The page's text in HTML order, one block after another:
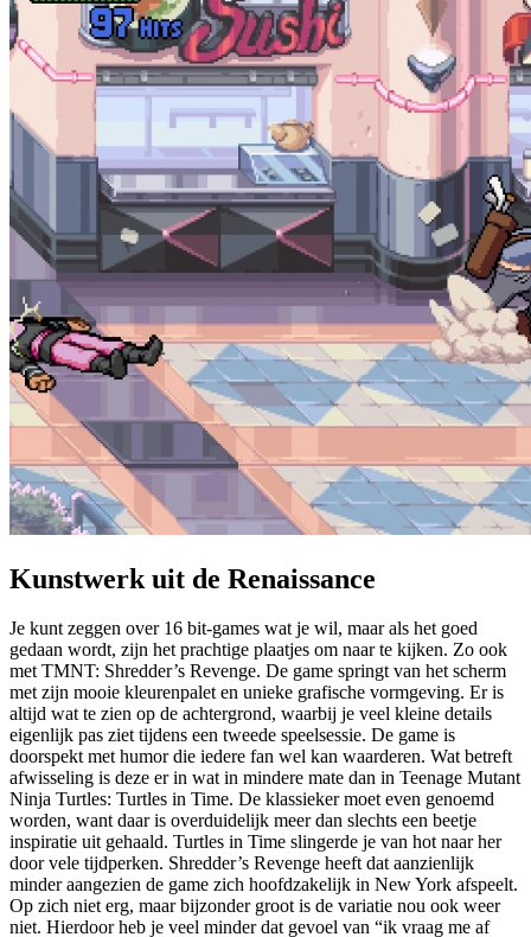
Kunstwerk uit de Renaissance
Je kunt zeggen over 16 bit-games wat je wil, maar als het goed
gedaan wordt, zijn het prachtige plaatjes om naar te kijken. Zo ook
met TMNT: Shredder’s Revenge. De game springt van het scherm
met zijn mooie kleurenpalet en unieke grafische vormgeving. Er is
altijd wat te zien op de achtergrond, waarbij je veel kleine details
eigenlijk pas ziet tijdens een tweede speelsessie. De game is
doorspekt met humor die iedere fan wel kan waarderen. Wat betreft
afwisseling is deze er in wat in mindere mate dan in Teenage Mutant
Ninja Turtles: Turtles in Time. De klassieker moet even genoemd
worden, want daar is overduidelijk meer dan slechts een beetje
inspiratie uit gehaald. Turtles in Time slingerde je van hot naar her
door vele tijdperken. Shredder’s Revenge heeft dat aanzienlijk
minder aangezien de game zich hoofdzakelijk in New York afspeelt.
Op zich niet erg, maar bijzonder groot is de variatie nou ook weer
niet. Hierdoor heb je veel minder dat gevoel van “ik vraag me af